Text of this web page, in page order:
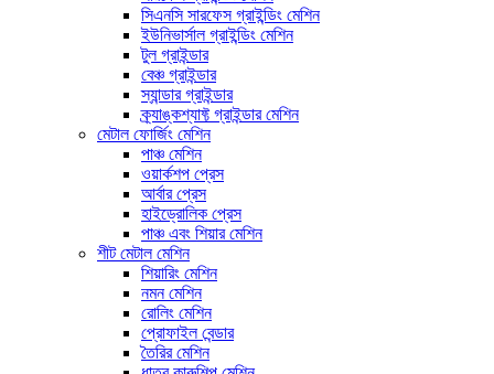
সিএনসি সারফেস গ্রাইন্ডিং মেশিন
ইউনিভার্সাল গ্রাইন্ডিং মেশিন
টুল গ্রাইন্ডার
বেঞ্চ গ্রাইন্ডার
স্যান্ডার গ্রাইন্ডার
ক্র্যাঙ্কশ্যাফ্ট গ্রাইন্ডার মেশিন
মেটাল ফোর্জিং মেশিন
পাঞ্চ মেশিন
ওয়ার্কশপ প্রেস
আর্বার প্রেস
হাইড্রোলিক প্রেস
পাঞ্চ এবং শিয়ার মেশিন
শীট মেটাল মেশিন
শিয়ারিং মেশিন
নমন মেশিন
রোলিং মেশিন
প্রোফাইল বেন্ডার
তৈরির মেশিন